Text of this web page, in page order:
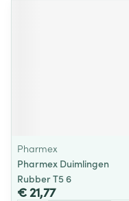
Pharmex
Pharmex Duimlingen
Rubber T5 6
€ 21,77